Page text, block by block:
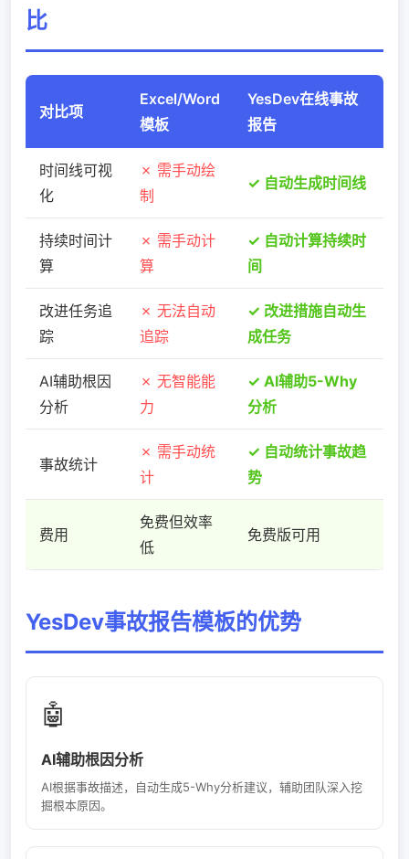
比
对比项
Excel/Word
模板
YesDev在线事故
报告
时间线可视
化
✗ 需手动绘
制
✓ 自动生成时间线
持续时间计
算
✗ 需手动计
算
✓ 自动计算持续时
间
改进任务追
踪
✗ 无法自动
追踪
✓ 改进措施自动生
成任务
AI辅助根因
分析
✗ 无智能能
力
✓ AI辅助5-Why
分析
事故统计
✗ 需手动统
计
✓ 自动统计事故趋
势
费用
免费但效率
低
免费版可用
YesDev事故报告模板的优势
🤖
AI辅助根因分析
AI根据事故描述，自动生成5-Why分析建议，辅助团队深入挖
掘根本原因。